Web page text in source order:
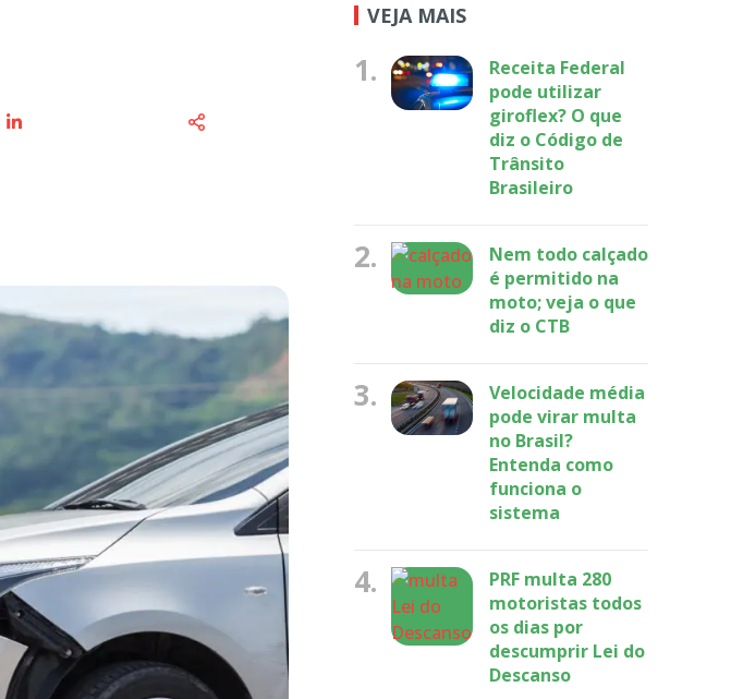
VEJA MAIS
1.
Receita Federal
pode utilizar
giroflex? O que
diz o Código de
Trânsito
Brasileiro
2.
Nem todo calçado
é permitido na
moto; veja o que
diz o CTB
3.
Velocidade média
pode virar multa
no Brasil?
Entenda como
funciona o
sistema
4.
PRF multa 280
motoristas todos
os dias por
descumprir Lei do
Descanso